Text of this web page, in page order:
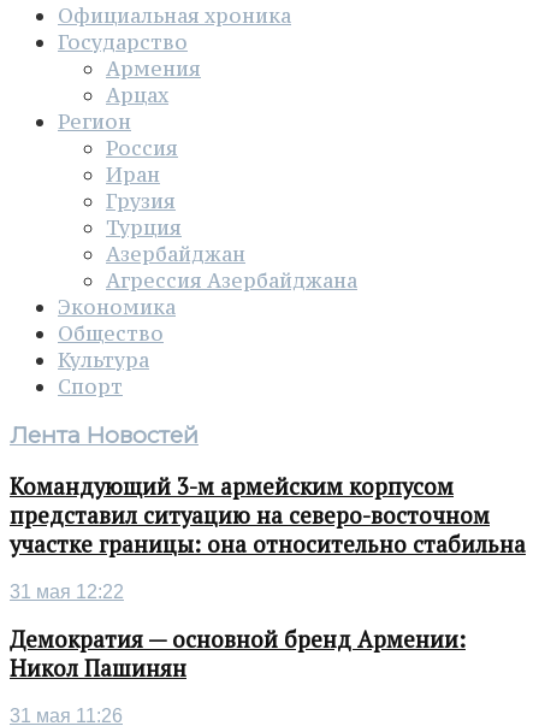
Официальная хроника
Государство
Армения
Арцах
Регион
Россия
Иран
Грузия
Турция
Азербайджан
Агрессия Азербайджана
Экономика
Общество
Культура
Спорт
Лента Новостей
Командующий 3-м армейским корпусом
представил ситуацию на северо-восточном
участке границы: она относительно стабильна
31 мая 12:22
Демократия — основной бренд Армении:
Никол Пашинян
31 мая 11:26